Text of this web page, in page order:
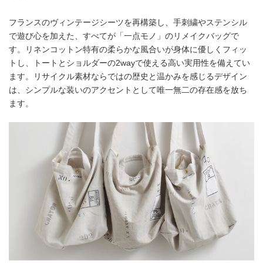
フランスのヴィンテージシーツを再構築し、手刺繍やステンシル
で遊び心を加えた、すべてが「一点モノ」のリメイクバッグで
す。リネンコットン特有の柔らかな風合いが身体に優しくフィッ
トし、トートとショルダーの2wayで使える高い実用性を備えてい
ます。リサイクル素材ならではの歴史と温かみを感じるデザイン
は、シンプルな装いのアクセントとして唯一無二の存在感を放ち
ます。